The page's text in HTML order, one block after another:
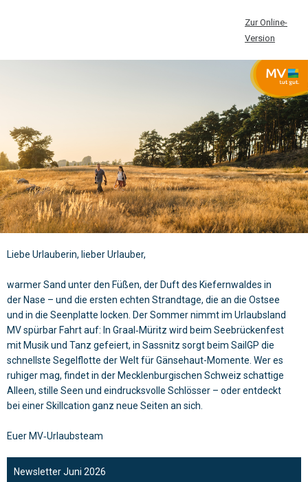
Zur Online-
Version
Liebe Urlauberin, lieber Urlauber,
warmer Sand unter den Füßen, der Duft des Kiefernwaldes in
der Nase – und die ersten echten Strandtage, die an die Ostsee
und in die Seenplatte locken. Der Sommer nimmt im Urlaubsland
MV spürbar Fahrt auf: In Graal‑Müritz wird beim Seebrückenfest
mit Musik und Tanz gefeiert, in Sassnitz sorgt beim SailGP die
schnellste Segelflotte der Welt für Gänsehaut-Momente. Wer es
ruhiger mag, findet in der Mecklenburgischen Schweiz schattige
Alleen, stille Seen und eindrucksvolle Schlösser – oder entdeckt
bei einer Skillcation ganz neue Seiten an sich.
Euer MV‑Urlaubsteam
Newsletter Juni 2026